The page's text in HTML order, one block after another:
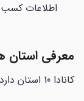
اطلاعات کسب
معرفی استان
کانادا 10 استان دارد: